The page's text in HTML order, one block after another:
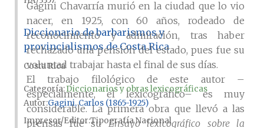
Gagini Chavarría murió en la ciudad que lo vio
nacer, en 1925, con 60 años, rodeado de
reconocimiento y admiración, tras haber
rechazado una pensión del estado, pues fue su
voluntad trabajar hasta el final de sus días.
El trabajo filológico de este autor –
especialmente, el lexicográfico– es muy
considerable. La primera obra que llevó a las
prensas fue suEnsayo lexicográfico sobre la
Diccionario de barbarismos y
provincialismos de Costa Rica
Costa Rica
Categoría:Diccionarios y obras lexicográficas
Autor Gagini, Carlos (1865-1925)
Impresor/Editor Tipografía Nacional